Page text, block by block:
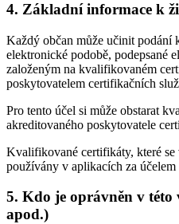
4. Základní informace k
Každý občan může učinit podání
elektronické podobě, podepsané
založeným na kvalifikovaném
poskytovatelem certifikačních
Pro tento účel si může obstarat
akreditovaného poskytovatele
Kvalifikované certifikáty, které
používány v aplikacích za účelem
5. Kdo je oprávněn v této
apod.)